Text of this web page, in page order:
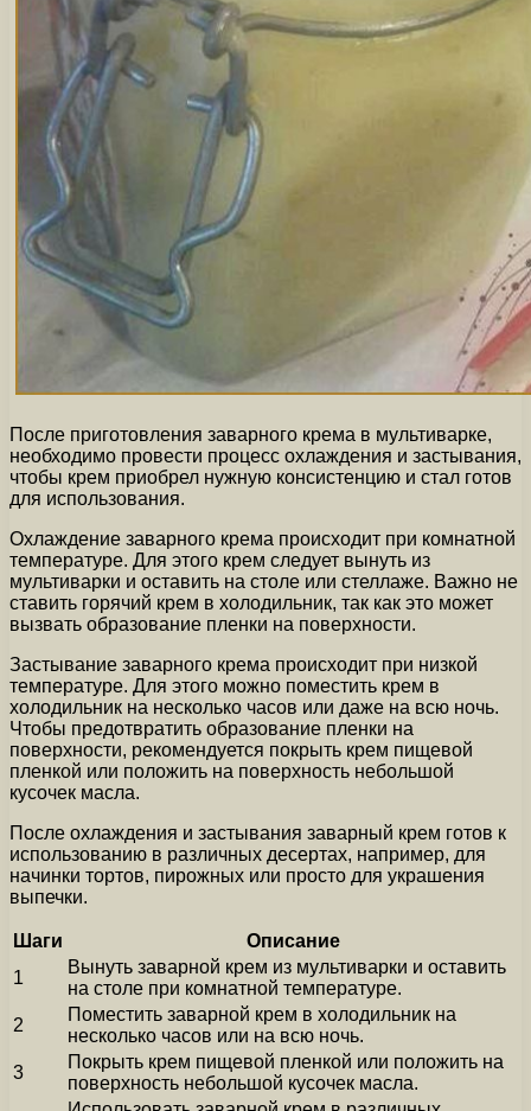
После приготовления заварного крема в мультиварке,
необходимо провести процесс охлаждения и застывания,
чтобы крем приобрел нужную консистенцию и стал готов
для использования.
Охлаждение заварного крема происходит при комнатной
температуре. Для этого крем следует вынуть из
мультиварки и оставить на столе или стеллаже. Важно не
ставить горячий крем в холодильник, так как это может
вызвать образование пленки на поверхности.
Застывание заварного крема происходит при низкой
температуре. Для этого можно поместить крем в
холодильник на несколько часов или даже на всю ночь.
Чтобы предотвратить образование пленки на
поверхности, рекомендуется покрыть крем пищевой
пленкой или положить на поверхность небольшой
кусочек масла.
После охлаждения и застывания заварный крем готов к
использованию в различных десертах, например, для
начинки тортов, пирожных или просто для украшения
выпечки.
Шаги
Описание
1
Вынуть заварной крем из мультиварки и оставить
на столе при комнатной температуре.
2
Поместить заварной крем в холодильник на
несколько часов или на всю ночь.
3
Покрыть крем пищевой пленкой или положить на
поверхность небольшой кусочек масла.